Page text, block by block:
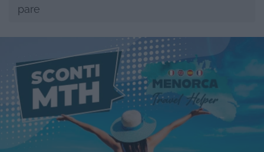
pare